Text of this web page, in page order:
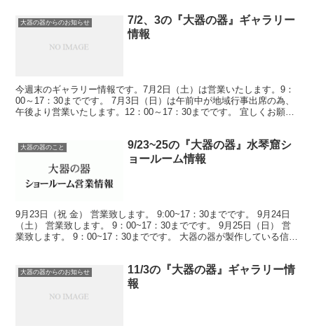
大器の器からのお知らせ
7/2、3の『大器の器』ギャラリー
情報
今週末のギャラリー情報です。7月2日（土）は営業いたします。9：
00～17：30までです。 7月3日（日）は午前中が地域行事出席の為、
午後より営業いたします。12：00～17：30までです。 宜しくお願い
大器の器のこと
9/23~25の『大器の器』水琴窟シ
ョールーム情報
9月23日（祝 金） 営業致します。 9:00~17：30までです。 9月24日
（土） 営業致します。 9：00~17：30までです。 9月25日（日） 営
業致します。 9：00~17：30までです。 大器の器が製作している信楽
大器の器からのお知らせ
11/3の『大器の器』ギャラリー情
報